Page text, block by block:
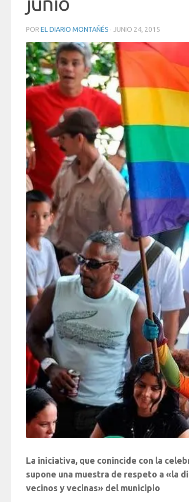
POR EL DIARIO MONTAÑÉS · JUNIO 24, 2015
La iniciativa, que conincide con la
supone una muestra de respeto a «la
vecinos y vecinas» del municipio